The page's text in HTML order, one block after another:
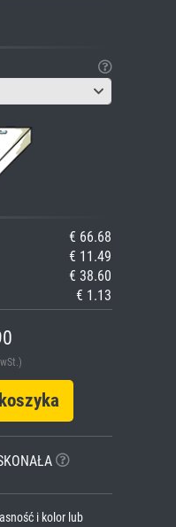
€ 66.68
€ 11.49
€ 38.60
€ 1.13
i kolor lub